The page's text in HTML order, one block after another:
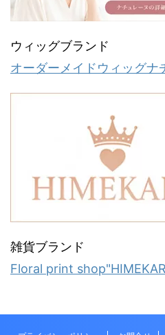
ウィッグブランド
オーダーメイドウィッグナ
雑貨ブランド
Floral print